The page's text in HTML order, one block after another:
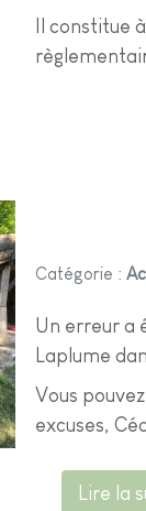
Il constitue
Catégorie :
Un erreur a
Laplume
Vous
excuses,
Lire la